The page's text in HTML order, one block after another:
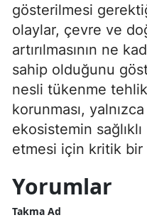
gösterilmesi
olaylar, çevre ve
artırılmasının ne
sahip olduğunu
nesli tükenme
korunması,
ekosistemin
etmesi için kritik bir
Yorumlar
Takma Ad